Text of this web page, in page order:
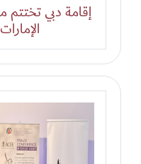
إقامة دبي تختتم
الإمارات